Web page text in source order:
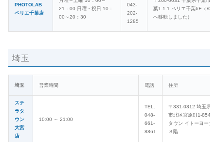
PHOTOLAB
ペリエ千葉店
21：00 日曜・祝日 10：
00～20：30
043-
202-
1285
葉1-1-1 ペリエ千葉6F（※1F
へ移転しました）
埼玉
埼玉 営業時間 電話 住所
ステ
ラタ
ウン
大宮
店
10:00 ～ 21:00
TEL.
048-
661-
8861
〒331-0812 埼玉県さ
市北区宮原町1-854-1
タウン イトーヨーカ
３階